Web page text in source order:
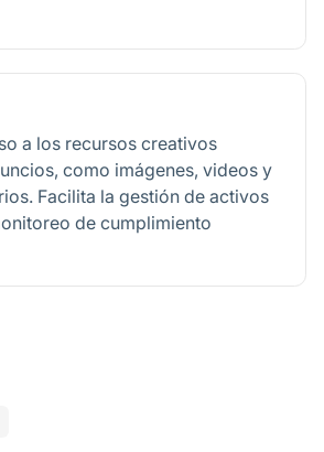
a los recursos creativos
como imágenes, videos y
Facilita la gestión de activos
de cumplimiento